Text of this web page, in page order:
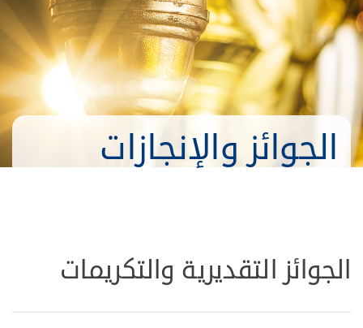
الجوائز والإنجازات
الجوائز التقديرية والتكريمات